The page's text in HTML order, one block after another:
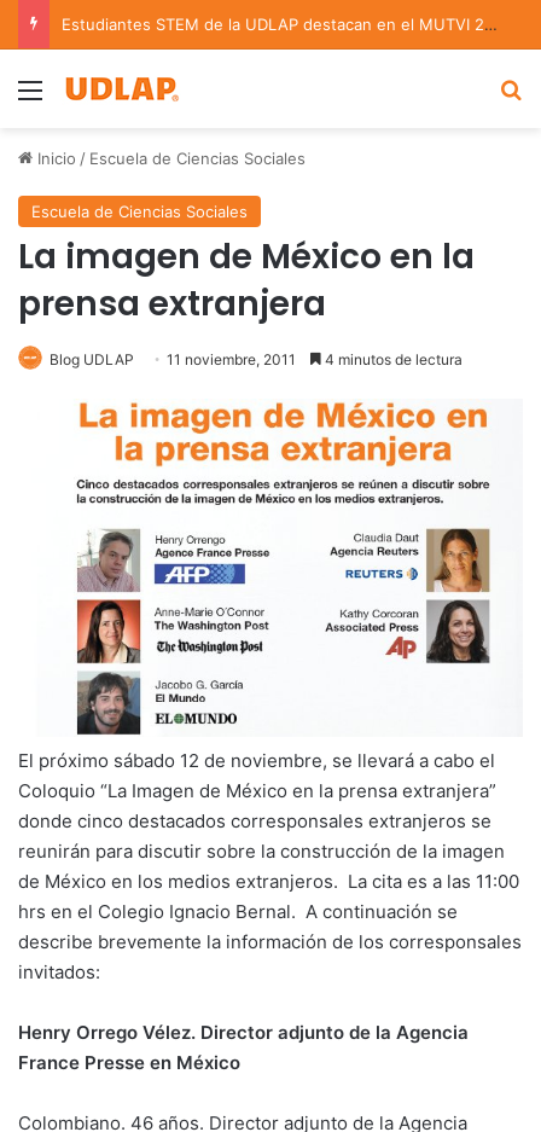
Estudiantes STEM de la UDLAP destacan en el MUTVI 2026
Menu
Inicio / Escuela de Ciencias Sociales
Escuela de Ciencias Sociales
La imagen de México en la
prensa extranjera
Blog UDLAP 11 noviembre, 2011 4 minutos de lectura
El próximo sábado 12 de noviembre, se llevará a cabo el
Coloquio “La Imagen de México en la prensa extranjera”
donde cinco destacados corresponsales extranjeros se
reunirán para discutir sobre la construcción de la imagen
de México en los medios extranjeros. La cita es a las 11:00
hrs en el Colegio Ignacio Bernal. A continuación se
describe brevemente la información de los corresponsales
invitados:
Henry Orrego Vélez. Director adjunto de la Agencia
France Presse en México
Colombiano. 46 años. Director adjunto de la Agencia